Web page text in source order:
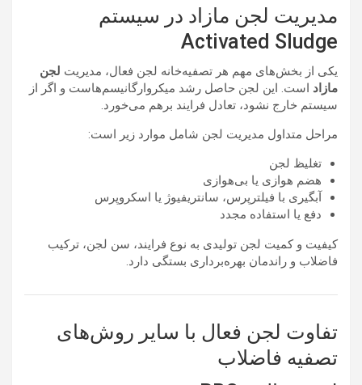
مدیریت لجن مازاد در سیستم
Activated Sludge
یکی از بخش‌های مهم هر تصفیه‌خانه لجن فعال، مدیریت لجن
مازاد است. این لجن حاصل رشد میکروارگانیسم‌هاست و اگر از
سیستم خارج نشود، تعادل فرایند برهم می‌خورد.
مراحل متداول مدیریت لجن شامل موارد زیر است:
تغلیظ لجن
هضم هوازی یا بی‌هوازی
آبگیری با فیلترپرس، سانتریفیوژ یا اسکروپرس
دفع یا استفاده مجدد
کیفیت و کمیت لجن تولیدی به نوع فرایند، سن لجن، ترکیب
فاضلاب و راندمان بهره‌برداری بستگی دارد.
تفاوت لجن فعال با سایر روش‌های
تصفیه فاضلاب